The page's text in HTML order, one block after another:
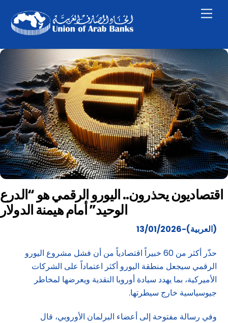
content
اقتصاديون يحذرون.. اليورو الرقمي هو “الدرع
الوحيد” أمام هيمنة الدولار
(العربية)-13/01/2026
حذّر أكثر من 60 خبيراً اقتصادياً من أن فشل مشروع اليورو
الرقمي سيجعل منطقة اليورو أكثر اعتماداً على الشركات
الأميركية، بما يهدد سيادة أوروبا النقدية ويعرضها لمخاطر
جيوسياسية خارج سيطرتها.
وفي رسالة مفتوحة إلى أعضاء البرلمان الأوروبي، قال